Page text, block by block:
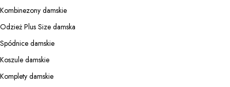
Kombinezony damskie
Odzież Plus Size damska
Spódnice damskie
Koszule damskie
Komplety damskie